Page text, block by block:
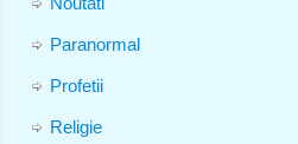
Paranormal
Profetii
Religie